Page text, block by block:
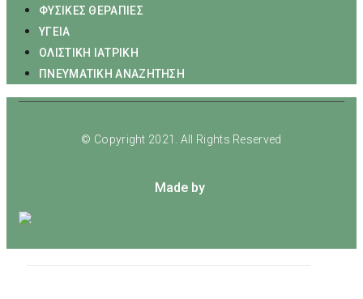
ΦΥΣΙΚΕΣ ΘΕΡΑΠΙΕΣ
ΥΓΕΙΑ
ΟΛΙΣΤΙΚΗ ΙΑΤΡΙΚΗ
ΠΝΕΥΜΑΤΙΚΗ ΑΝΑΖΗΤΗΣΗ
© Copyright 2021. All Rights Reserved
Made by